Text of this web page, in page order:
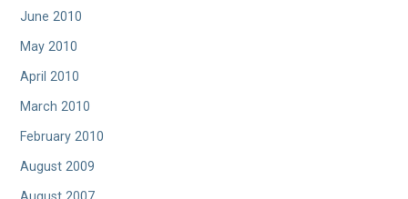
June 2010
May 2010
April 2010
March 2010
February 2010
August 2009